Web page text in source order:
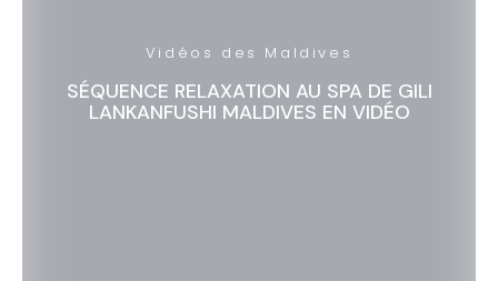
Vidéos des Maldives
SÉQUENCE RELAXATION AU SPA DE GILI
LANKANFUSHI MALDIVES EN VIDÉO